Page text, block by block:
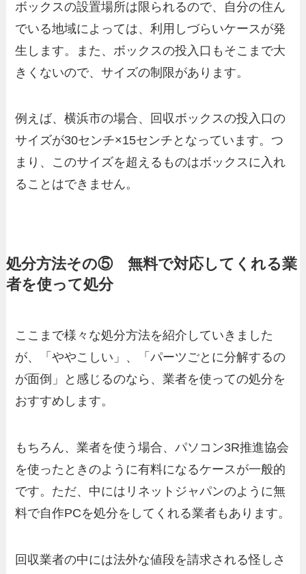
ボックスの設置場所は限られるので、自分の住ん
でいる地域によっては、利用しづらいケースが発
生します。また、ボックスの投入口もそこまで大
きくないので、サイズの制限があります。
例えば、横浜市の場合、回収ボックスの投入口の
サイズが30センチ×15センチとなっています。つ
まり、このサイズを超えるものはボックスに入れ
ることはできません。
処分方法その⑤ 無料で対応してくれる業
者を使って処分
ここまで様々な処分方法を紹介していきました
が、「ややこしい」、「パーツごとに分解するの
が面倒」と感じるのなら、業者を使っての処分を
おすすめします。
もちろん、業者を使う場合、パソコン3R推進協会
を使ったときのように有料になるケースが一般的
です。ただ、中にはリネットジャパンのように無
料で自作PCを処分をしてくれる業者もあります。
回収業者の中には法外な値段を請求される怪しさ